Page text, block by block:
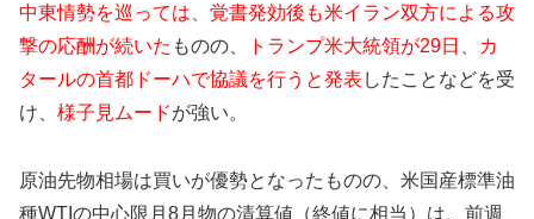
中東情勢を巡っては、覚書発効後も米イラン双方による攻
撃の応酬が続いた ものの、
トランプ米大統領が29日、カ
タールの首都ドーハで協議を行うと発表 したことなどを受
け、 様子見ムードが強い。
原油先物相場は買いが優勢となったものの、米国産標準油
種WTIの中心限月8月物の清算値（終値に相当）は、前週